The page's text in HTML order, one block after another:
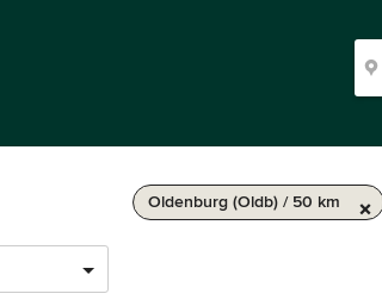
Oldenburg (Oldb) / 50 km